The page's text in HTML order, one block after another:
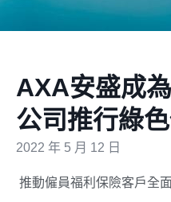
AXA安盛成
公司推行綠
2022 年 5 月 12 日
推動僱員福利保險客戶全